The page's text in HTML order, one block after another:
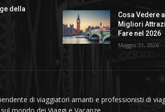
della
Cosa Vedere
Migliori
Fare nel 2026
Maggio 31, 2026
di viaggiatori amanti e professionisti di